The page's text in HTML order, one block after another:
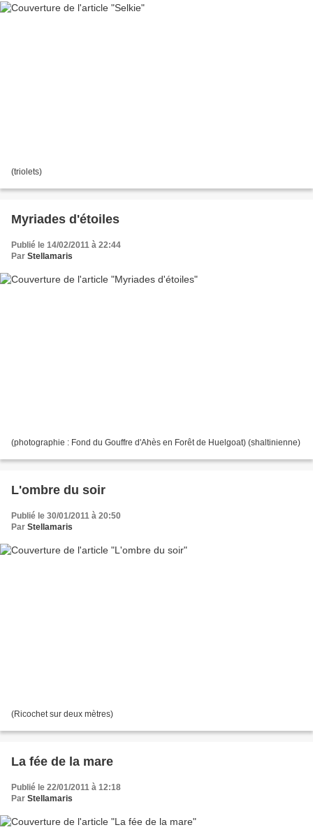
(triolets)
Myriades d'étoiles
Publié le 14/02/2011 à 22:44
Par Stellamaris
(photographie : Fond du Gouffre d'Ahès en Forêt de Huelgoat) (shaltinienne)
L'ombre du soir
Publié le 30/01/2011 à 20:50
Par Stellamaris
(Ricochet sur deux mètres)
La fée de la mare
Publié le 22/01/2011 à 12:18
Par Stellamaris